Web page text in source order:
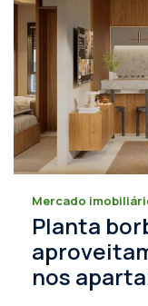
Mercado
Planta
nos